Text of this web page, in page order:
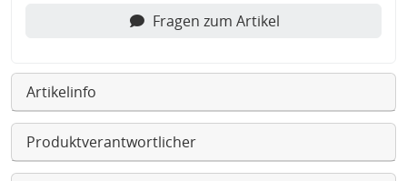
Fragen zum Artikel
Artikelinfo
Produktverantwortlicher